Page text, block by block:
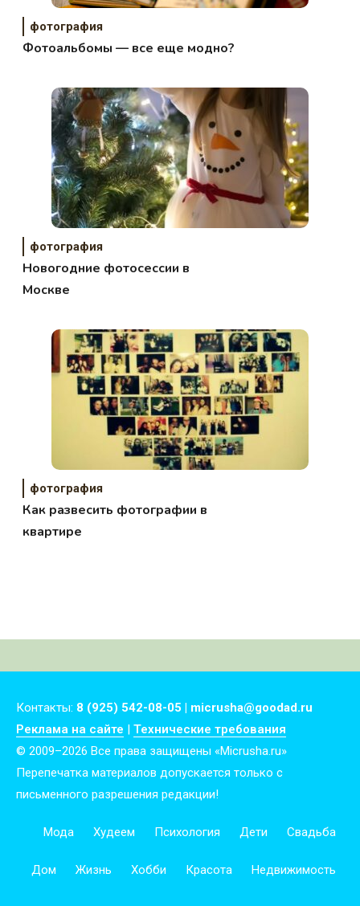
фотография
Фотоальбомы — все еще модно?
фотография
Новогодние фотосессии в
Москве
фотография
Как развесить фотографии в
квартире
Контакты: 8 (925) 542-08-05 | micrusha@goodad.ru
Реклама на сайте | Технические требования
© 2009–2026 Все права защищены «Micrusha.ru»
Перепечатка материалов допускается только с
письменного разрешения редакции!
Мода Худеем Психология Дети Свадьба
Дом Жизнь Хобби Красота Недвижимость